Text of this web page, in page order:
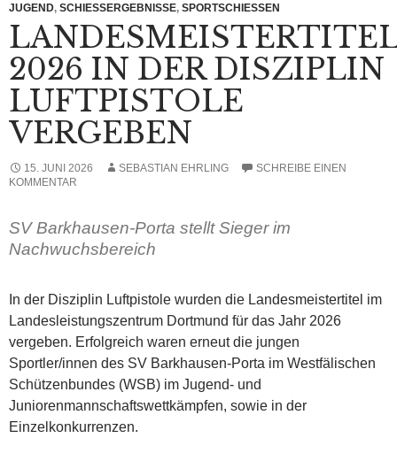
JUGEND, SCHIESSERGEBNISSE , SPORTSCHIESSEN
2026 IN DER DISZIPLIN
LUFTPISTOLE
VERGEBEN
15. JUNI 2026 SEBASTIAN EHRLING
SCHREIBE EINEN
KOMMENTAR
SV Barkhausen-Porta stellt Sieger im
Nachwuchsbereich
In der Disziplin Luftpistole wurden die Landesmeistertitel im
Landesleistungszentrum Dortmund für das Jahr 2026
vergeben. Erfolgreich waren erneut die jungen
Sportler/innen des SV Barkhausen-Porta im Westfälischen
Schützenbundes (WSB) im Jugend- und
Juniorenmannschaftswettkämpfen, sowie in der
Einzelkonkurrenzen.